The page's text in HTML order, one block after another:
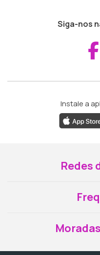
Siga-nos
Instale a
Redes